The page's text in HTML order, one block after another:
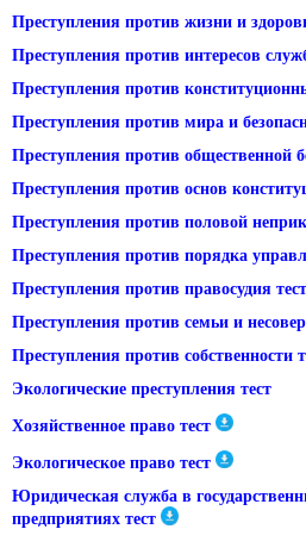
Преступления против жизни и
Преступления против интересов
Преступления против
Преступления против мира и
Преступления против общественной
Преступления против основ
Преступления против половой
Преступления против порядка
Преступления против правосудия тест
Преступления против семьи и
Преступления против собственности
Экологические преступления тест
Хозяйственное право тест
Экологическое право тест
Юридическая служба в
предприятиях тест